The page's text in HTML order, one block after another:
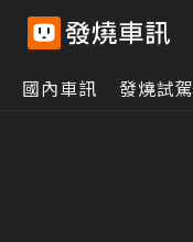
國內車訊 發燒試駕